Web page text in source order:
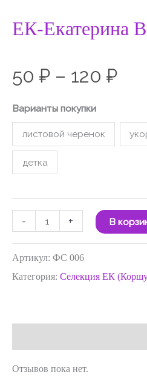
ЕК-Екатерина
50 ₽ – 120 ₽
–
Варианты покупки
листовой черенок
детка
- + В
Артикул: ФС 006
Категория: Селекция ЕК
Отзывов пока нет.